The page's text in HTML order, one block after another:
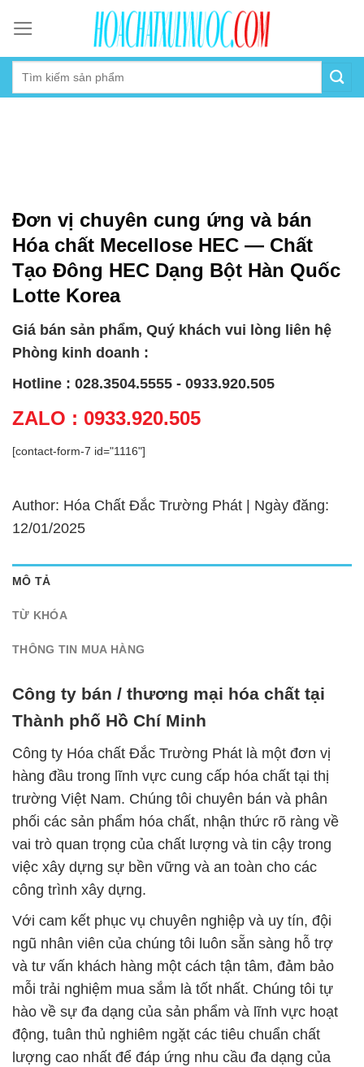
content
Đơn vị chuyên cung ứng và bán
Hóa chất Mecellose HEC — Chất
Tạo Đông HEC Dạng Bột Hàn Quốc
Lotte Korea
Giá bán sản phẩm, Quý khách vui lòng liên hệ
Phòng kinh doanh :
Hotline : 028.3504.5555 - 0933.920.505
ZALO : 0933.920.505
[contact-form-7 id="1116"]
Author: Hóa Chất Đắc Trường Phát | Ngày đăng:
12/01/2025
MÔ TẢ
TỪ KHÓA
THÔNG TIN MUA HÀNG
Công ty bán / thương mại hóa chất tại
Thành phố Hồ Chí Minh
Công ty Hóa chất Đắc Trường Phát là một đơn vị
hàng đầu trong lĩnh vực cung cấp hóa chất tại thị
trường Việt Nam. Chúng tôi chuyên bán và phân
phối các sản phẩm hóa chất, nhận thức rõ ràng về
vai trò quan trọng của chất lượng và tin cậy trong
việc xây dựng sự bền vững và an toàn cho các
công trình xây dựng.
Với cam kết phục vụ chuyên nghiệp và uy tín, đội
ngũ nhân viên của chúng tôi luôn sẵn sàng hỗ trợ
và tư vấn khách hàng một cách tận tâm, đảm bảo
mỗi trải nghiệm mua sắm là tốt nhất. Chúng tôi tự
hào về sự đa dạng của sản phẩm và lĩnh vực hoạt
động, tuân thủ nghiêm ngặt các tiêu chuẩn chất
lượng cao nhất để đáp ứng nhu cầu đa dạng của